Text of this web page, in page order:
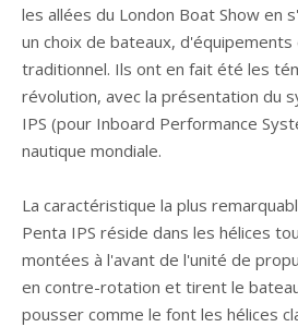
les allées du London Boat Show en
un choix de bateaux,
traditionnel. Ils ont en fait été les
révolution, avec la présentation du
IPS (pour Inboard Performance
nautique mondiale.
La caractéristique la plus
Penta IPS réside dans les hélices
montées à l'avant de l'unité de
en contre-rotation et tirent le
pousser comme le font les hélices